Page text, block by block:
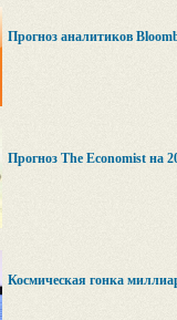
Прогноз аналитиков
Прогноз The Economist на
Космическая гонка